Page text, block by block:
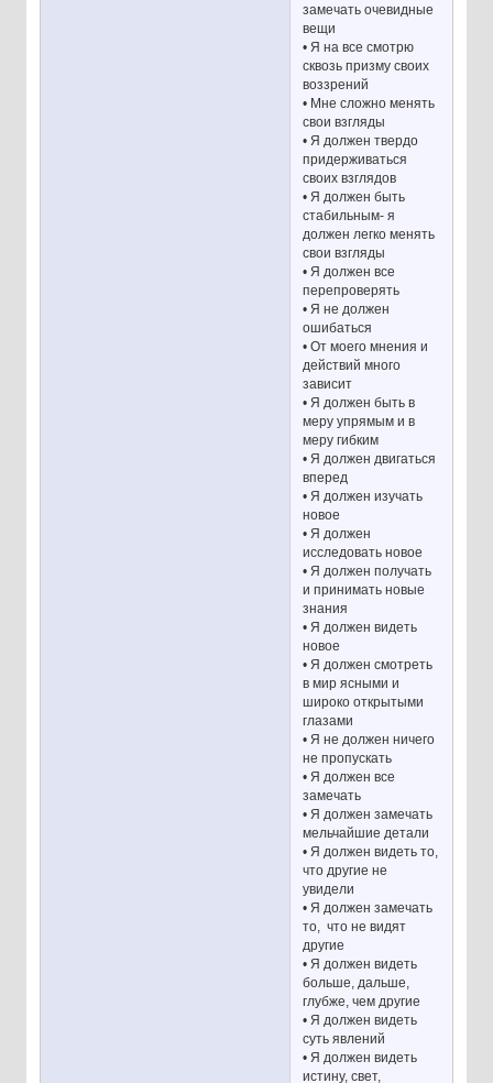
замечать очевидные
вещи
• Я на все смотрю
сквозь призму своих
воззрений
• Мне сложно менять
свои взгляды
• Я должен твердо
придерживаться
своих взглядов
• Я должен быть
стабильным- я
должен легко менять
свои взгляды
• Я должен все
перепроверять
• Я не должен
ошибаться
• От моего мнения и
действий много
зависит
• Я должен быть в
меру упрямым и в
меру гибким
• Я должен двигаться
вперед
• Я должен изучать
новое
• Я должен
исследовать новое
• Я должен получать
и принимать новые
знания
• Я должен видеть
новое
• Я должен смотреть
в мир ясными и
широко открытыми
глазами
• Я не должен ничего
не пропускать
• Я должен все
замечать
• Я должен замечать
мельчайшие детали
• Я должен видеть то,
что другие не
увидели
• Я должен замечать
то, что не видят
другие
• Я должен видеть
больше, дальше,
глубже, чем другие
• Я должен видеть
суть явлений
• Я должен видеть
истину, свет,